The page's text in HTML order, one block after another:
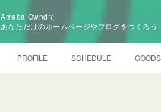
Ameba Owndで
あなただけのホームページやブログをつくろう
PROFILE SCHEDULE GOODS